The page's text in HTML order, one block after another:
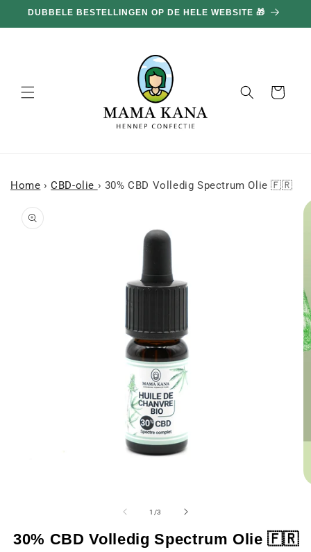
doorgaan
naar
DUBBELE BESTELLINGEN OP DE HELE WEBSITE 🎁
Mand
Home › CBD-olie › 30% CBD Volledig Spectrum Olie 🇫🇷
naar
een
modaal
1 /van
3
30% CBD Volledig Spectrum Olie 🇫🇷